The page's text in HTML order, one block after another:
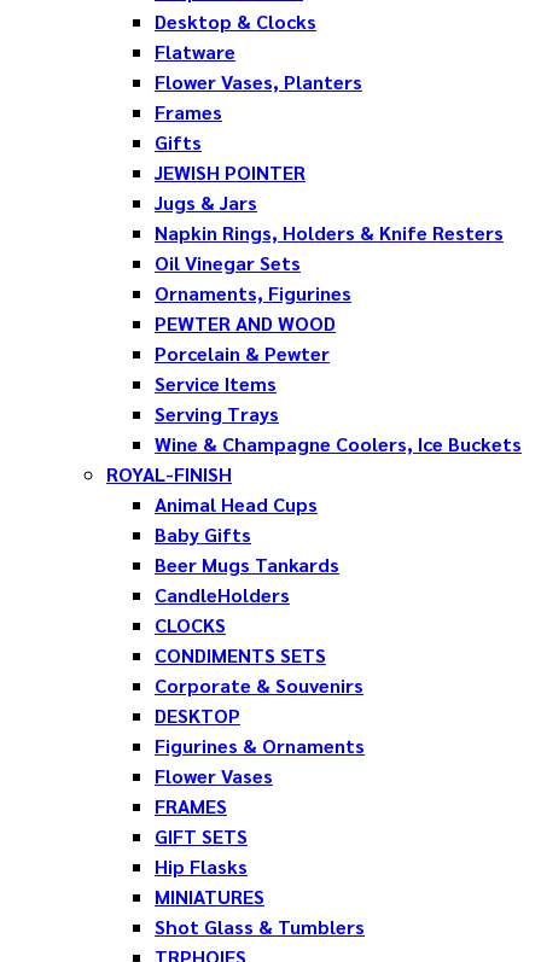
Desktop & Clocks
Flatware
Flower Vases, Planters
Frames
Gifts
JEWISH POINTER
Jugs & Jars
Napkin Rings, Holders & Knife Resters
Oil Vinegar Sets
Ornaments, Figurines
PEWTER AND WOOD
Porcelain & Pewter
Service Items
Serving Trays
Wine & Champagne Coolers, Ice Buckets
ROYAL-FINISH
Animal Head Cups
Baby Gifts
Beer Mugs Tankards
CandleHolders
CLOCKS
CONDIMENTS SETS
Corporate & Souvenirs
DESKTOP
Figurines & Ornaments
Flower Vases
FRAMES
GIFT SETS
Hip Flasks
MINIATURES
Shot Glass & Tumblers
TRPHOIES